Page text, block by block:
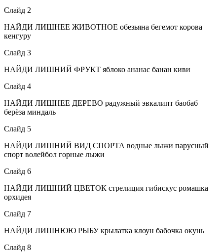
Слайд 2
НАЙДИ ЛИШНЕЕ ЖИВОТНОЕ обезьяна бегемот корова
кенгуру
Слайд 3
НАЙДИ ЛИШНИЙ ФРУКТ яблоко ананас банан киви
Слайд 4
НАЙДИ ЛИШНЕЕ ДЕРЕВО радужный эвкалипт баобаб
берёза миндаль
Слайд 5
НАЙДИ ЛИШНИЙ ВИД СПОРТА водные лыжи парусный
спорт волейбол горные лыжи
Слайд 6
НАЙДИ ЛИШНИЙ ЦВЕТОК стрелиция гибискус ромашка
орхидея
Слайд 7
НАЙДИ ЛИШНЮЮ РЫБУ крылатка клоун бабочка окунь
Слайд 8